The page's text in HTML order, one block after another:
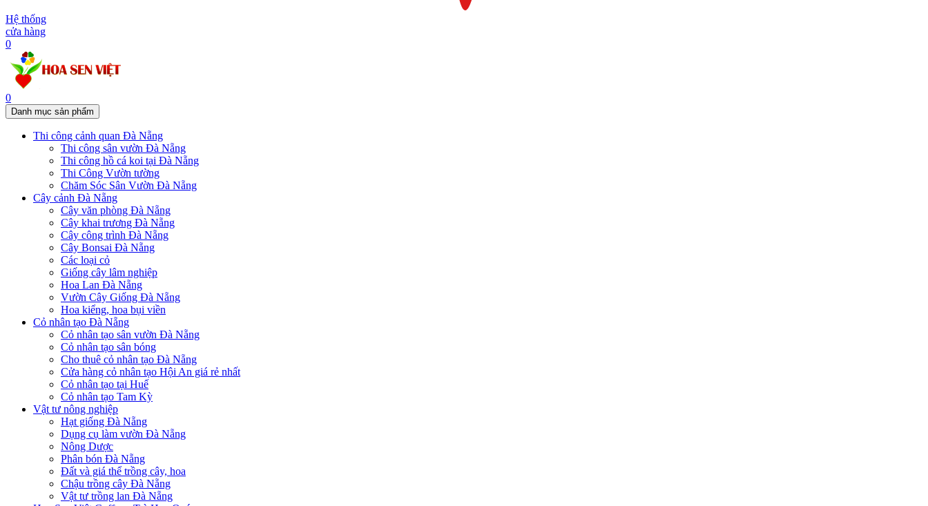
Hệ thống
cửa hàng
0
0
Danh mục sản phẩm
Thi công cảnh quan Đà Nẵng
Thi công sân vườn Đà Nẵng
Thi công hồ cá koi tại Đà Nẵng
Thi Công Vườn tường
Chăm Sóc Sân Vườn Đà Nẵng
Cây cảnh Đà Nẵng
Cây văn phòng Đà Nẵng
Cây khai trương Đà Nẵng
Cây công trình Đà Nẵng
Cây Bonsai Đà Nẵng
Các loại cỏ
Giống cây lâm nghiệp
Hoa Lan Đà Nẵng
Vườn Cây Giống Đà Nẵng
Hoa kiểng, hoa bụi viền
Cỏ nhân tạo Đà Nẵng
Cỏ nhân tạo sân vườn Đà Nẵng
Cỏ nhân tạo sân bóng
Cho thuê cỏ nhân tạo Đà Nẵng
Cửa hàng cỏ nhân tạo Hội An giá rẻ nhất
Cỏ nhân tạo tại Huế
Cỏ nhân tạo Tam Kỳ
Vật tư nông nghiệp
Hạt giống Đà Nẵng
Dụng cụ làm vườn Đà Nẵng
Nông Dược
Phân bón Đà Nẵng
Đất và giá thể trồng cây, hoa
Chậu trồng cây Đà Nẵng
Vật tư trồng lan Đà Nẵng